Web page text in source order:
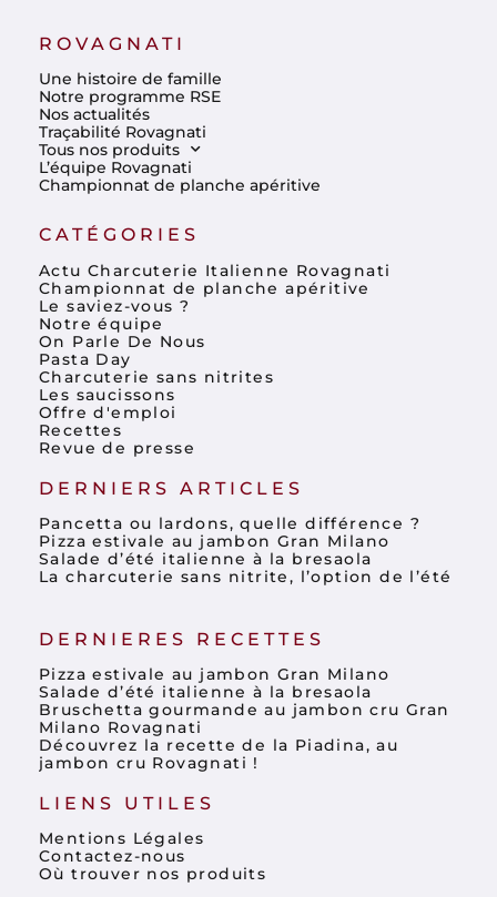
ROVAGNATI
Une histoire de famille
Notre programme RSE
Nos actualités
Traçabilité Rovagnati
Tous nos produits
L’équipe Rovagnati
Championnat de planche apéritive
CATÉGORIES
Actu Charcuterie Italienne Rovagnati
Championnat de planche apéritive
Le saviez-vous ?
Notre équipe
On Parle De Nous
Pasta Day
Charcuterie sans nitrites
Les saucissons
Offre d'emploi
Recettes
Revue de presse
DERNIERS ARTICLES
Pancetta ou lardons, quelle différence ?
Pizza estivale au jambon Gran Milano
Salade d’été italienne à la bresaola
La charcuterie sans nitrite, l’option de l’été
DERNIERES RECETTES
Pizza estivale au jambon Gran Milano
Salade d’été italienne à la bresaola
Bruschetta gourmande au jambon cru Gran
Milano Rovagnati
Découvrez la recette de la Piadina, au
jambon cru Rovagnati !
LIENS UTILES
Mentions Légales
Contactez-nous
Où trouver nos produits